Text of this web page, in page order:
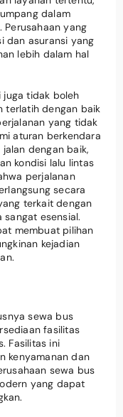
dalam
Perusahaan yang
dan asuransi yang
lebih dalam hal
juga tidak boleh
terlatih dengan baik
yang tidak
aturan berkendara
dengan baik,
kondisi lalu lintas
perjalanan
secara
terkait dengan
esensial.
membuat pilihan
kejadian
sewa bus
fasilitas
Fasilitas ini
kenyamanan dan
sewa bus
yang dapat